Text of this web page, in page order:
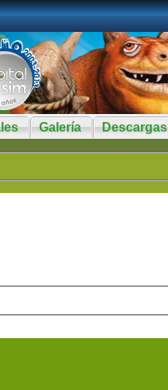
Galería Descargas